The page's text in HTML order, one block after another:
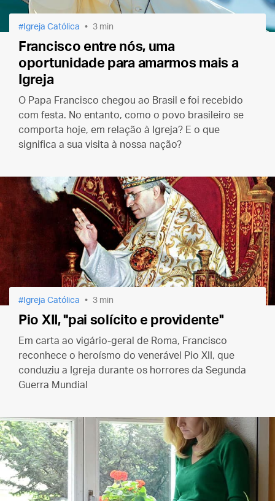
Igreja Católica 3 min
Francisco entre nós, uma
oportunidade para amarmos mais a
Igreja
O Papa Francisco chegou ao Brasil e foi recebido
com festa. No entanto, como o povo brasileiro se
comporta hoje, em relação à Igreja? E o que
significa a sua visita à nossa nação?
Igreja Católica 3 min
Pio XII, "pai solícito e providente"
Em carta ao vigário-geral de Roma, Francisco
reconhece o heroísmo do venerável Pio XII, que
conduziu a Igreja durante os horrores da Segunda
Guerra Mundial